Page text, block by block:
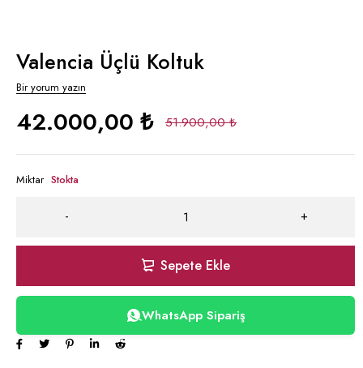
Valencia Üçlü Koltuk
Bir yorum yazın
51.900,00₺
42.000,00 ₺
Miktar Stokta
Sepete Ekle
WhatsApp Sipariş